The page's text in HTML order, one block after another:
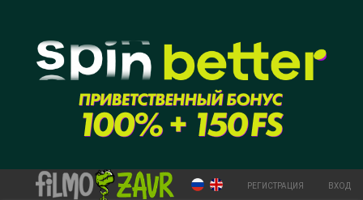
РЕГИСТРАЦИЯ ВХОД